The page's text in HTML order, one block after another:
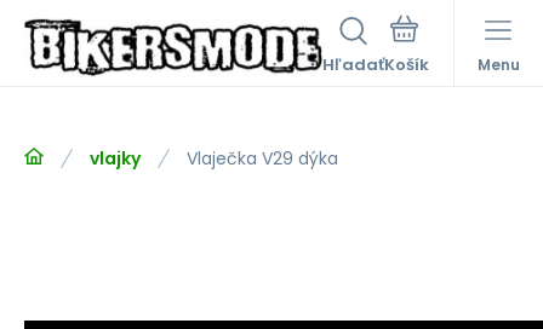
Hľadať Menu
vlajky Vlaječka V29 dýka